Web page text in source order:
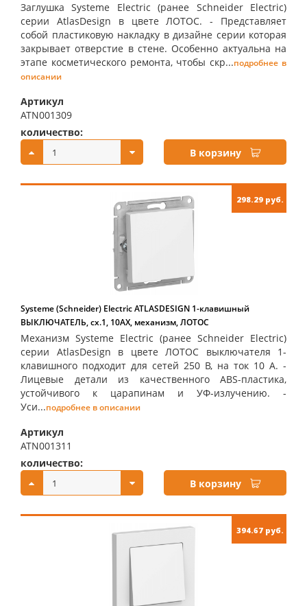
Заглушка Systeme Electric (ранее Schneider Electric)
серии AtlasDesign в цвете ЛОТОС. - Представляет
собой пластиковую накладку в дизайне серии которая
закрывает отверстие в стене. Особенно актуальна на
этапе косметического ремонта, чтобы скр...подробнее в
описании
Артикул
ATN001309
количество:
В корзину
298.29 руб.
Systeme (Schneider) Electric ATLASDESIGN 1-клавишный
ВЫКЛЮЧАТЕЛЬ, сх.1, 10АХ, механизм, ЛОТОС
Механизм Systeme Electric (ранее Schneider Electric)
серии AtlasDesign в цвете ЛОТОС выключателя 1-
клавишного подходит для сетей 250 В, на ток 10 А. -
Лицевые детали из качественного ABS-пластика,
устойчивого к царапинам и УФ-излучению. -
Уси...подробнее в описании
Артикул
ATN001311
количество:
В корзину
394.67 руб.